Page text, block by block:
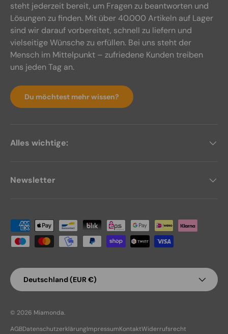
steht jederzeit bereit, um Fragen zu beantworten und
Lösungen zu finden. Mit über 40.000 Artikeln auf Lager
sind wir darauf vorbereitet, schnell zu liefern und
vielseitige Wünsche zu erfüllen. Bei uns steht der
Mensch im Mittelpunkt – zufriedene Kunden treiben
uns jeden Tag an.
Du möchtest mehr wissen?
Alles wichtige:
Newsletter
Zahlungsmethoden
Land/Region
Deutschland (EUR €)
© 2026 Miamonda.
AGBDatenschutzerklärungImpressumKontaktWiderrufsrecht